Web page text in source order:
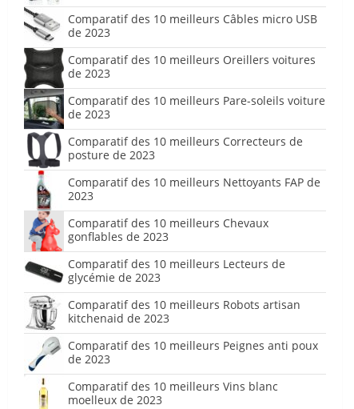
Comparatif des 10 meilleurs Câbles micro USB
de 2023
Comparatif des 10 meilleurs Oreillers voitures
de 2023
Comparatif des 10 meilleurs Pare-soleils voiture
de 2023
Comparatif des 10 meilleurs Correcteurs de
posture de 2023
Comparatif des 10 meilleurs Nettoyants FAP de
2023
Comparatif des 10 meilleurs Chevaux
gonflables de 2023
Comparatif des 10 meilleurs Lecteurs de
glycémie de 2023
Comparatif des 10 meilleurs Robots artisan
kitchenaid de 2023
Comparatif des 10 meilleurs Peignes anti poux
de 2023
Comparatif des 10 meilleurs Vins blanc
moelleux de 2023